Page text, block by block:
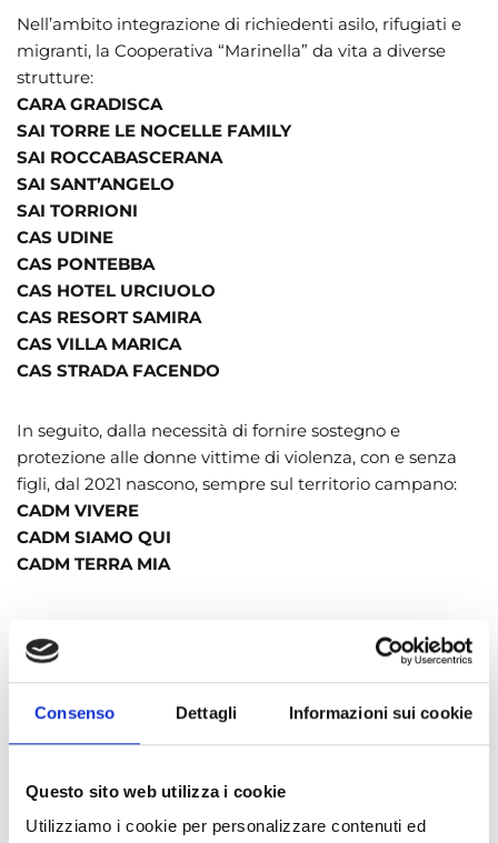
Consenso Dettagli Informazioni sui cookie
Questo sito web utilizza i cookie
Utilizziamo i cookie per personalizzare contenuti ed
Nell’ambito integrazione di richiedenti asilo, rifugiati e
migranti, la Cooperativa “Marinella” da vita a diverse
strutture:
CARA GRADISCA
SAI TORRE LE NOCELLE FAMILY
SAI ROCCABASCERANA
SAI SANT’ANGELO
SAI TORRIONI
CAS UDINE
CAS PONTEBBA
CAS HOTEL URCIUOLO
CAS RESORT SAMIRA
CAS VILLA MARICA
CAS STRADA FACENDO
In seguito, dalla necessità di fornire sostegno e
protezione alle donne vittime di violenza, con e senza
figli, dal 2021 nascono, sempre sul territorio campano:
CADM VIVERE
CADM SIAMO QUI
CADM TERRA MIA